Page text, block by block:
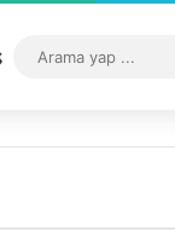
Sitemap